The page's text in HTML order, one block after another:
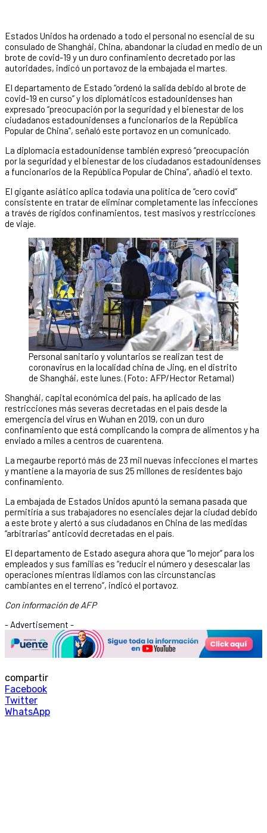
Estados Unidos ha ordenado a todo el personal no esencial de su
consulado de Shanghái, China, abandonar la ciudad en medio de un
brote de covid-19 y un duro confinamiento decretado por las
autoridades, indicó un portavoz de la embajada el martes.
El departamento de Estado “ordenó la salida debido al brote de
covid-19 en curso” y los diplomáticos estadounidenses han
expresado “preocupación por la seguridad y el bienestar de los
ciudadanos estadounidenses a funcionarios de la República
Popular de China”, señaló este portavoz en un comunicado.
La diplomacia estadounidense también expresó “preocupación
por la seguridad y el bienestar de los ciudadanos estadounidenses
a funcionarios de la República Popular de China”, añadió el texto.
El gigante asiático aplica todavía una política de “cero covid”
consistente en tratar de eliminar completamente las infecciones
a través de rígidos confinamientos, test masivos y restricciones
de viaje.
Personal sanitario y voluntarios se realizan test de
coronavirus en la localidad china de Jing, en el distrito
de Shanghái, este lunes. (Foto: AFP/Hector Retamal)
Shanghái, capital económica del país, ha aplicado de las
restricciones más severas decretadas en el país desde la
emergencia del virus en Wuhan en 2019, con un duro
confinamiento que está complicando la compra de alimentos y ha
enviado a miles a centros de cuarentena.
La megaurbe reportó más de 23 mil nuevas infecciones el martes
y mantiene a la mayoría de sus 25 millones de residentes bajo
confinamiento.
La embajada de Estados Unidos apuntó la semana pasada que
permitiría a sus trabajadores no esenciales dejar la ciudad debido
a este brote y alertó a sus ciudadanos en China de las medidas
“arbitrarias” anticovid decretadas en el país.
El departamento de Estado asegura ahora que “lo mejor” para los
empleados y sus familias es “reducir el número y desescalar las
operaciones mientras lidiamos con las circunstancias
cambiantes en el terreno”, indicó el portavoz.
Con información de AFP
- Advertisement -
compartir
Facebook
Twitter
WhatsApp